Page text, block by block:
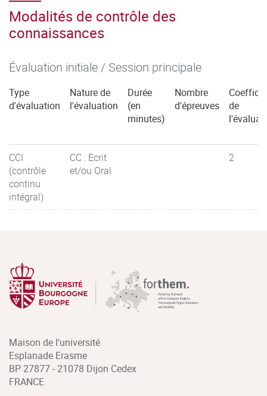
Modalités de contrôle des
connaissances
Évaluation initiale / Session principale
Type
d'évaluation
Nature de
l'évaluation
Durée
(en
minutes)
Nombre
d'épreuves
de
CCI
(contrôle
continu
intégral)
CC : Ecrit
et/ou Oral
2
Maison de l'université
Esplanade Erasme
BP 27877 - 21078 Dijon Cedex
FRANCE